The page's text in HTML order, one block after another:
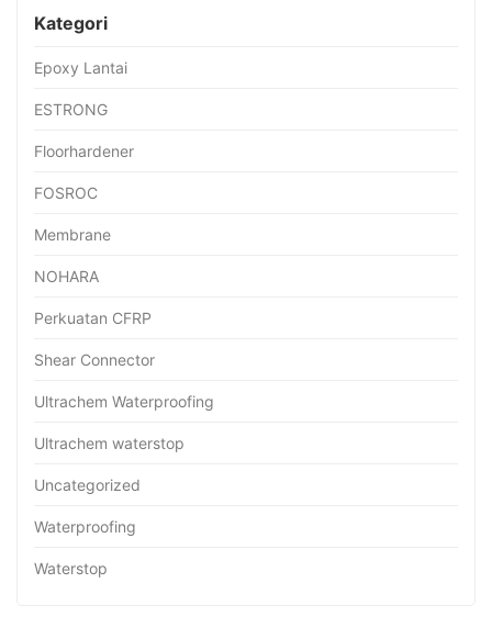
Kategori
Epoxy Lantai
ESTRONG
Floorhardener
FOSROC
Membrane
NOHARA
Perkuatan CFRP
Shear Connector
Ultrachem Waterproofing
Ultrachem waterstop
Uncategorized
Waterproofing
Waterstop